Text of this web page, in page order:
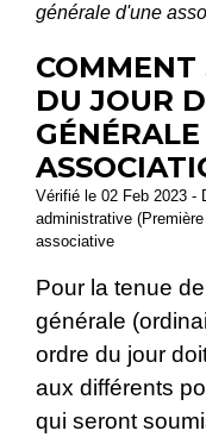
générale d'une
COMMENT
DU JOUR
Vérifié le 02 Feb 2023 -
administrative
associative
Pour la tenue
générale
ordre du jour
aux différents
qui seront